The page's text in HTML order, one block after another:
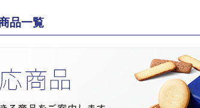
品一覧